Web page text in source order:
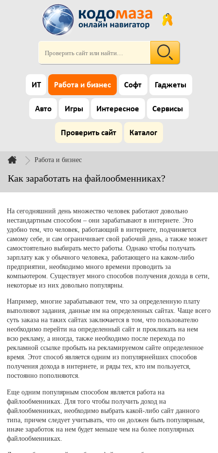
ИТ Работа и бизнес Софт Гаджеты
Авто Игры Интересное Сервисы
Проверить сайт Каталог
Работа и бизнес
Как заработать на файлообменниках?
На сегодняшний день множество человек работают довольно
нестандартным способом – они зарабатывают в интернете. Это
удобно тем, что человек, работающий в интернете, подчиняется
самому себе, и сам ограничивает свой рабочий день, а также может
самостоятельно выбирать место работы. Однако чтобы получать
зарплату как у обычного человека, работающего на каком-либо
предприятии, необходимо много времени проводить за
компьютером. Существует много способов получения дохода в сети,
некоторые из них довольно популярны.
Например, многие зарабатывают тем, что за определенную плату
выполняют задания, данные им на определенных сайтах. Чаще всего
суть заказа на таких сайтах заключается в том, что пользователю
необходимо перейти на определенный сайт и прокликать на нем
всю рекламу, а иногда, также необходимо после перехода по
рекламной ссылке пробыть на рекламируемом сайте определенное
время. Этот способ является одним из популярнейших способов
получения дохода в интернете, и ряды тех, кто им пользуется,
постоянно пополняются.
Еще одним популярным способом является работа на
файлообменниках. Для того чтобы получить доход на
файлообменниках, необходимо выбрать какой-либо сайт данного
типа, причем следует учитывать, что он должен быть популярным,
иначе заработок на нем будет меньше чем на более популярных
файлообменниках.